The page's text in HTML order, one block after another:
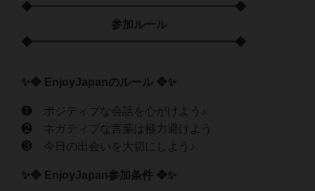
◆━━━━━━━━━━━━━━━━━━◆
参加ルール
◆━━━━━━━━━━━━━━━━━━◆
✨❖ EnjoyJapanのルール ❖✨
❶ ポジティブな会話を心がけよう♪
❷ ネガティブな言葉は極力避けよう
❸ 今日の出会いを大切にしよう♪
✨❖ EnjoyJapan参加条件 ❖✨